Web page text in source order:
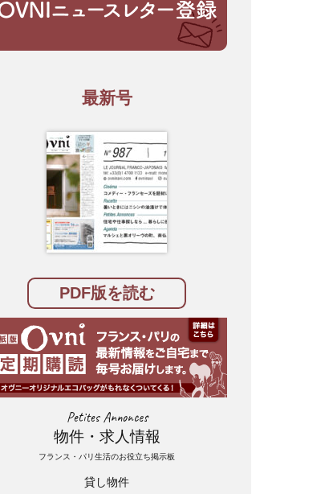
最新号
PDF版を読む
Petites Annonces
物件・求人情報
フランス・パリ生活のお役立ち掲示板
貸し物件